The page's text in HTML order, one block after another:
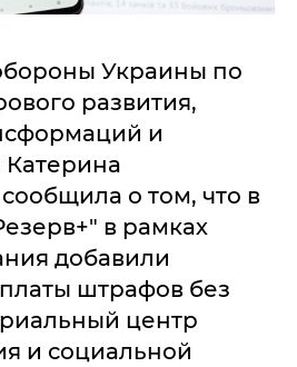
Украины по
развития,
и
о том, что в
в рамках
добавили
штрафов без
центр
и социальной